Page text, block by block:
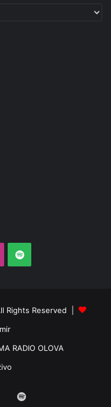
Spotify
Rights Reserved |
RADIO OLOVA
Spotify